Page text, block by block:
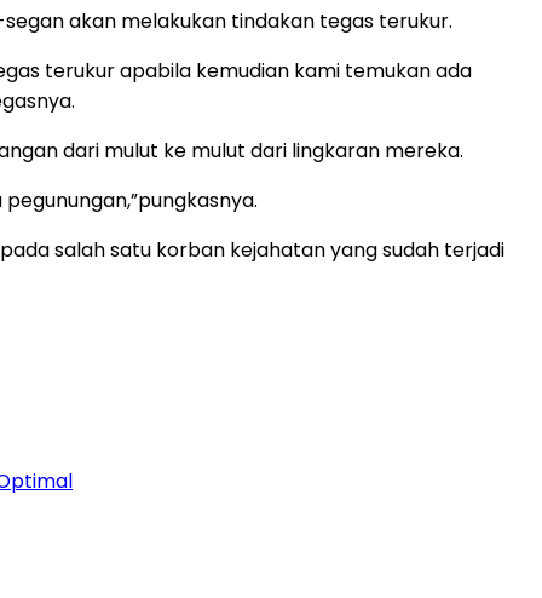
akan melakukan tindakan tegas terukur.
terukur apabila kemudian kami temukan ada
dari mulut ke mulut dari lingkaran mereka.
salah satu korban kejahatan yang sudah terjadi